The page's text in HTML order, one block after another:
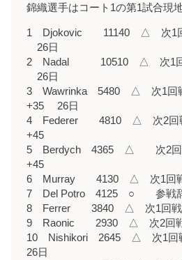
錦織選手はコート1の第1試合現
1 Djokovic 11140 △ 次1
26日
2 Nadal 10510 △ 次1回
26日
3 Wawrinka 5480 △ 次1回
+35 26日
4 Federer 4810 △ 次2回
+45
5 Berdych 4365 △ 次2回
+45
6 Murray 4130 △ 次1回
7 Del Potro 4125 ○ 参戦
8 Ferrer 3840 △ 次1回戦
9 Raonic 2930 △ 次2回
10 Nishikori 2645 △ 次1
26日